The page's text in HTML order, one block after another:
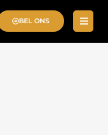
BEL ONS